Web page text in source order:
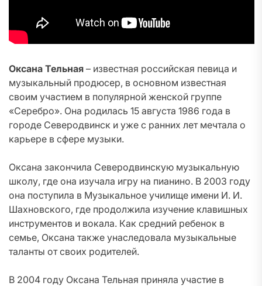
Оксана Тельная – известная российская певица и
музыкальный продюсер, в основном известная
своим участием в популярной женской группе
«Серебро». Она родилась 15 августа 1986 года в
городе Северодвинск и уже с ранних лет мечтала о
карьере в сфере музыки.
Оксана закончила Северодвинскую музыкальную
школу, где она изучала игру на пианино. В 2003 году
она поступила в Музыкальное училище имени И. И.
Шахновского, где продолжила изучение клавишных
инструментов и вокала. Как средний ребенок в
семье, Оксана также унаследовала музыкальные
таланты от своих родителей.
В 2004 году Оксана Тельная приняла участие в